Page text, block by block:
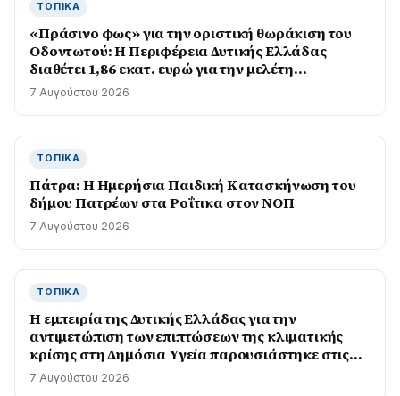
ΤΟΠΙΚΆ
«Πράσινο φως» για την οριστική θωράκιση του
Οδοντωτού: Η Περιφέρεια Δυτικής Ελλάδας
διαθέτει 1,86 εκατ. ευρώ για την μελέτη
επαναλειτουργίας του ιστορικού σιδηρόδρομου
7 Αυγούστου 2026
ΤΟΠΙΚΆ
Πάτρα: Η Ημερήσια Παιδική Κατασκήνωση του
δήμου Πατρέων στα Ροΐτικα στον ΝΟΠ
7 Αυγούστου 2026
ΤΟΠΙΚΆ
Η εμπειρία της Δυτικής Ελλάδας για την
αντιμετώπιση των επιπτώσεων της κλιματικής
κρίσης στη Δημόσια Υγεία παρουσιάστηκε στις
ΗΠΑ
7 Αυγούστου 2026